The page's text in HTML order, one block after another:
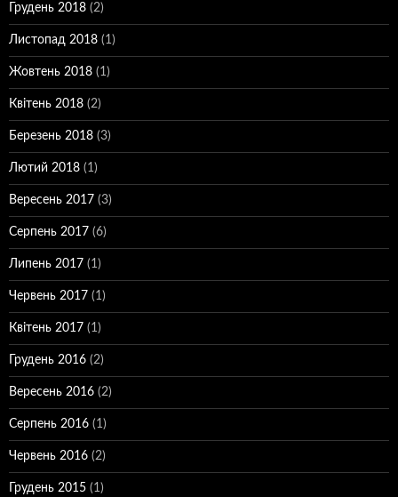
Грудень 2018 (2)
Листопад 2018 (1)
Жовтень 2018 (1)
Квітень 2018 (2)
Березень 2018 (3)
Лютий 2018 (1)
Вересень 2017 (3)
Серпень 2017 (6)
Липень 2017 (1)
Червень 2017 (1)
Квітень 2017 (1)
Грудень 2016 (2)
Вересень 2016 (2)
Серпень 2016 (1)
Червень 2016 (2)
Грудень 2015 (1)